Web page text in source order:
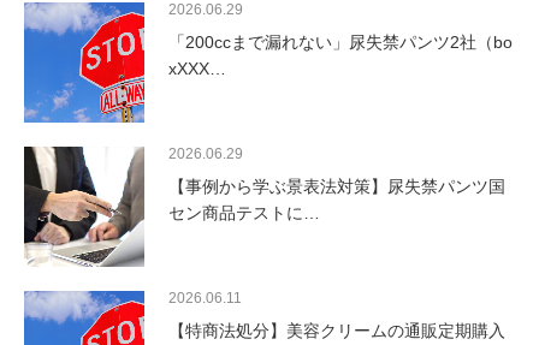
2026.06.29
「200ccまで漏れない」尿失禁パンツ2社（bo
xXXX…
2026.06.29
【事例から学ぶ景表法対策】尿失禁パンツ国
セン商品テストに…
2026.06.11
【特商法処分】美容クリームの通販定期購入